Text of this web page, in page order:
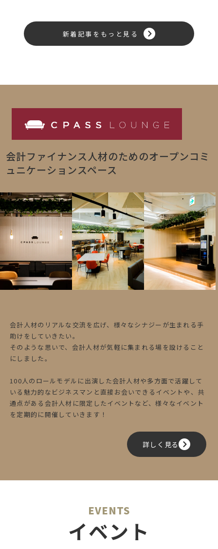
新着記事をもっと見る
会計ファイナンス人材のためのオープンコミ
ュニケーションスペース
会計人材のリアルな交流を広げ、様々なシナジーが生まれる手
助けをしていきたい。
そのような思いで、会計人材が気軽に集まれる場を設けること
にしました。
100人のロールモデルに出演した会計人材や多方面で活躍して
いる魅力的なビジネスマンと直接お会いできるイベントや、共
通点がある会計人材に限定したイベントなど、様々なイベント
を定期的に開催していきます！
詳しく見る
EVENTS
イベント